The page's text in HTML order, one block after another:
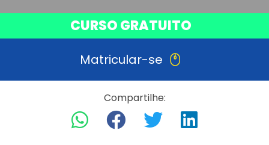
CURSO GRATUITO
Matricular-se
Compartilhe: